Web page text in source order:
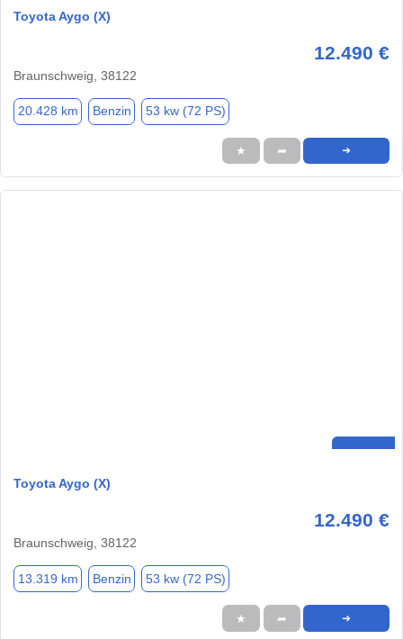
Toyota Aygo (X)
12.490 €
Braunschweig, 38122
20.428 km Benzin 53 kw (72 PS)
★ ➦ ➜
Toyota Aygo (X)
12.490 €
Braunschweig, 38122
13.319 km Benzin 53 kw (72 PS)
★ ➦ ➜